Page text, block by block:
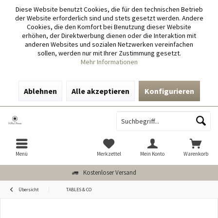
Diese Website benutzt Cookies, die für den technischen Betrieb
der Website erforderlich sind und stets gesetzt werden. Andere
Cookies, die den Komfort bei Benutzung dieser Website
erhöhen, der Direktwerbung dienen oder die Interaktion mit
anderen Websites und sozialen Netzwerken vereinfachen
sollen, werden nur mit Ihrer Zustimmung gesetzt.
Mehr Informationen
Ablehnen Alle akzeptieren Konfigurieren
Kostenloser Versand
Menü Warenkorb
Merkzettel Mein Konto
Übersicht TABLES & CO